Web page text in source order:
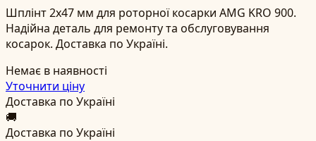
Шплінт 2x47 мм для роторної косарки AMG KRO 900.
Надійна деталь для ремонту та обслуговування
косарок. Доставка по Україні.
Немає в наявності
Уточнити ціну
Доставка по Україні
🚚
Доставка по Україні